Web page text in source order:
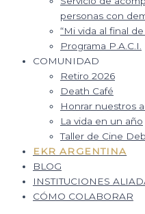
personas con
“Mi vida al final
Programa P.A.C.I.
COMUNIDAD
Retiro 2026
Death Café
Honrar nuestros
La vida en un año
Taller de Cine
EKR ARGENTINA
BLOG
INSTITUCIONES
CÓMO COLABORAR